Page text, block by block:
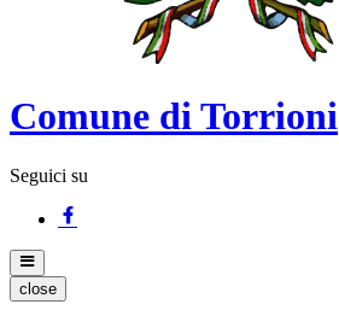
Comune di Torrioni
Seguici su
close